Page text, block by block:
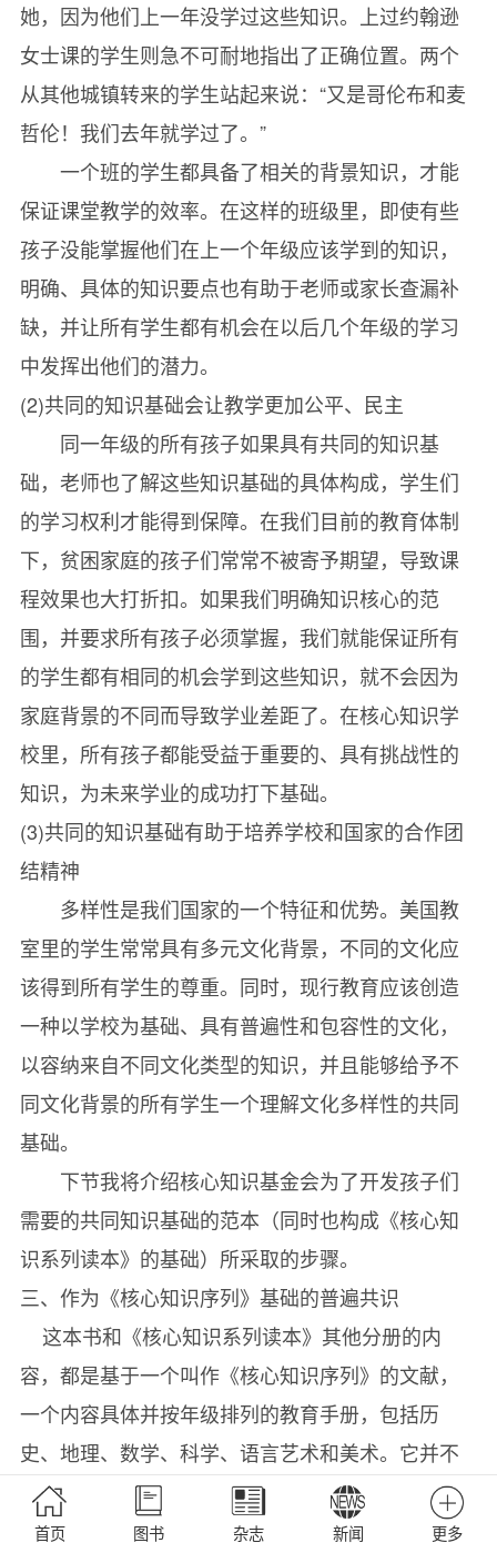
她，因为他们上一年没学过这些知识。上过约翰逊
女士课的学生则急不可耐地指出了正确位置。两个
从其他城镇转来的学生站起来说：“又是哥伦布和麦
哲伦！我们去年就学过了。”
一个班的学生都具备了相关的背景知识，才能
保证课堂教学的效率。在这样的班级里，即使有些
孩子没能掌握他们在上一个年级应该学到的知识，
明确、具体的知识要点也有助于老师或家长查漏补
缺，并让所有学生都有机会在以后几个年级的学习
中发挥出他们的潜力。
(2)共同的知识基础会让教学更加公平、民主
同一年级的所有孩子如果具有共同的知识基
础，老师也了解这些知识基础的具体构成，学生们
的学习权利才能得到保障。在我们目前的教育体制
下，贫困家庭的孩子们常常不被寄予期望，导致课
程效果也大打折扣。如果我们明确知识核心的范
围，并要求所有孩子必须掌握，我们就能保证所有
的学生都有相同的机会学到这些知识，就不会因为
家庭背景的不同而导致学业差距了。在核心知识学
校里，所有孩子都能受益于重要的、具有挑战性的
知识，为未来学业的成功打下基础。
(3)共同的知识基础有助于培养学校和国家的合作团
结精神
多样性是我们国家的一个特征和优势。美国教
室里的学生常常具有多元文化背景，不同的文化应
该得到所有学生的尊重。同时，现行教育应该创造
一种以学校为基础、具有普遍性和包容性的文化，
以容纳来自不同文化类型的知识，并且能够给予不
同文化背景的所有学生一个理解文化多样性的共同
基础。
下节我将介绍核心知识基金会为了开发孩子们
需要的共同知识基础的范本（同时也构成《核心知
识系列读本》的基础）所采取的步骤。
三、作为《核心知识序列》基础的普遍共识
这本书和《核心知识系列读本》其他分册的内
容，都是基于一个叫作《核心知识序列》的文献，
一个内容具体并按年级排列的教育手册，包括历
史、地理、数学、科学、语言艺术和美术。它并不
包括学校的全部课程，而是提供了一个知识指南，
预期能够构成任何学校课程的一半内容，这样就为
首页 图书 杂志 新闻 更多